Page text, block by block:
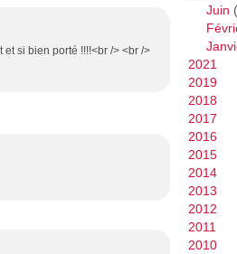
si bien porté !!!!<br /> <br />
Juin
2021
2019
2018
2017
2016
2015
2014
2013
2012
2011
2010